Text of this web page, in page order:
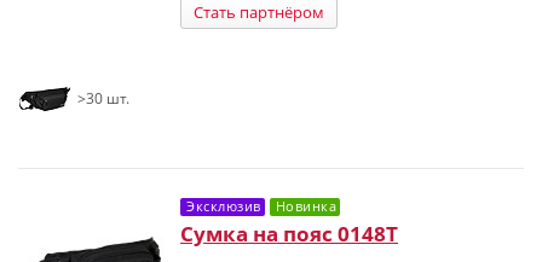
Стать партнёром
>30 шт.
Эксклюзив Новинка
Сумка на пояс 0148T